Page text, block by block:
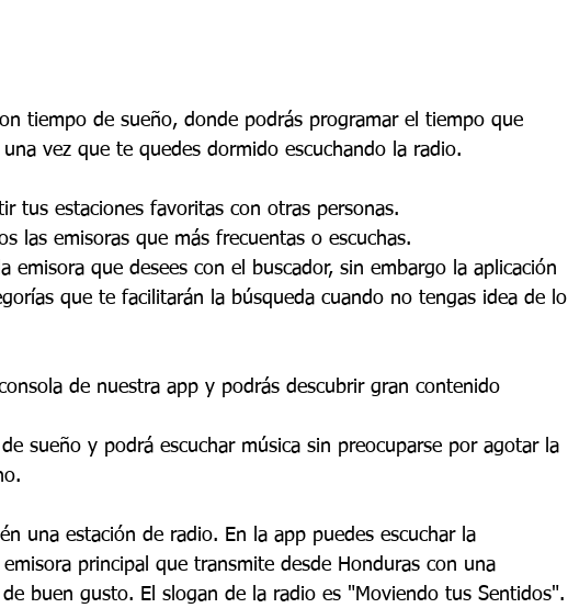
tiempo de sueño, donde podrás programar el tiempo que
vez que te quedes dormido escuchando la radio.
tus estaciones favoritas con otras personas.
las emisoras que más frecuentas o escuchas.
emisora ​​que desees con el buscador, sin embargo la aplicación
que te facilitarán la búsqueda cuando no tengas idea de lo
de nuestra app y podrás descubrir gran contenido
sueño y podrá escuchar música sin preocuparse por agotar la
una estación de radio. En la app puedes escuchar la
principal que transmite desde Honduras con una
buen gusto. El slogan de la radio es "Moviendo tus Sentidos".